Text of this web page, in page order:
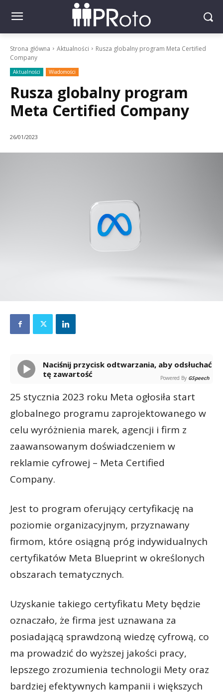
Strona główna Aktualności
Rusza globalny program Meta Certified
Company
Aktualności Wiadomości
Rusza globalny program
Meta Certified Company
26/01/2023
Naciśnij przycisk odtwarzania, aby odsłuchać
tę zawartość
Powered By GSpeech
25 stycznia 2023 roku Meta ogłosiła start
globalnego programu zaprojektowanego w
celu wyróżnienia marek, agencji i firm z
zaawansowanym doświadczeniem w
reklamie cyfrowej – Meta Certified
Company.
Jest to program oferujący certyfikację na
poziomie organizacyjnym, przyznawany
firmom, które osiągną próg indywidualnych
certyfikatów Meta Blueprint w określonych
obszarach tematycznych.
Uzyskanie takiego certyfikatu Mety będzie
oznaczało, że firma jest uznawana za
posiadającą sprawdzoną wiedzę cyfrową, co
ma prowadzić do wyższej jakości pracy,
lepszego zrozumienia technologii Mety oraz
bardziej efektywnych kampanii i większych